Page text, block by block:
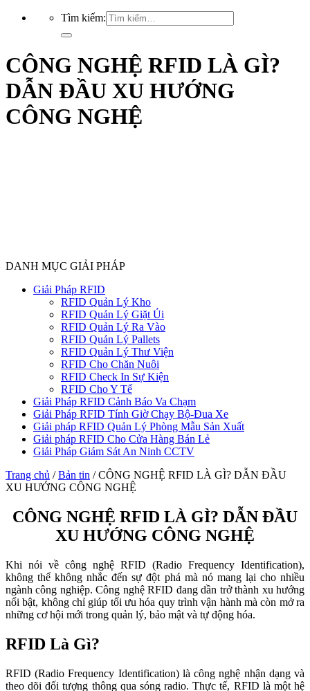
Tìm kiếm:
CÔNG NGHỆ RFID LÀ GÌ?
DẪN ĐẦU XU HƯỚNG
CÔNG NGHỆ
DANH MỤC GIẢI PHÁP
Giải Pháp RFID
RFID Quản Lý Kho
RFID Quản Lý Giặt Ủi
RFID Quản Lý Ra Vào
RFID Quản Lý Pallets
RFID Quản Lý Thư Viện
RFID Cho Chăn Nuôi
RFID Check In Sự Kiện
RFID Cho Y Tế
Giải Pháp RFID Cảnh Báo Va Chạm
Giải Pháp RFID Tính Giờ Chạy Bộ-Đua Xe
Giải pháp RFID Quản Lý Phòng Mẫu Sản Xuất
Giải pháp RFID Cho Cửa Hàng Bán Lẻ
Giải Pháp Giám Sát An Ninh CCTV
Trang chủ / Bản tin /CÔNG NGHỆ RFID LÀ GÌ? DẪN ĐẦU
XU HƯỚNG CÔNG NGHỆ
CÔNG NGHỆ RFID LÀ GÌ? DẪN ĐẦU
XU HƯỚNG CÔNG NGHỆ
Khi nói về công nghệ RFID (Radio Frequency Identification),
không thể không nhắc đến sự đột phá mà nó mang lại cho nhiều
ngành công nghiệp. Công nghệ RFID đang dần trở thành xu hướng
nổi bật, không chỉ giúp tối ưu hóa quy trình vận hành mà còn mở ra
những cơ hội mới trong quản lý, bảo mật và tự động hóa.
RFID Là Gì?
RFID (Radio Frequency Identification) là công nghệ nhận dạng và
theo dõi đối tượng thông qua sóng radio. Thực tế, RFID là một hệ